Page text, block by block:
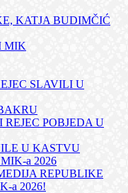
KATJA BUDIMČIĆ
MIK
SLAVILI U
POBJEDA U
U KASTVU
a 2026
REPUBLIKE
a 2026!